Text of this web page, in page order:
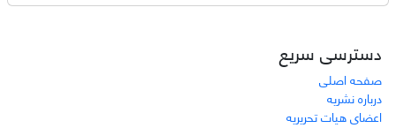
دسترسی سریع
صفحه اصلی
درباره نشریه
اعضای هیات تحریریه